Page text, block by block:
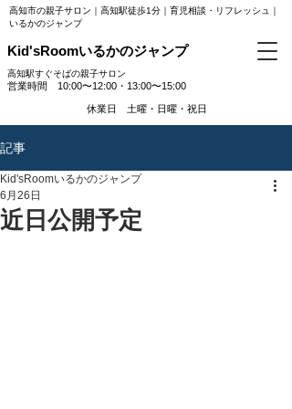
​営業時間 10:00〜12:00・13:00〜15:00
Kid'sRoomいるかのジャンプ
高知駅すぐそばの親子サロン
高知市の親子サロン｜高知駅徒歩1分｜育児相談・リフレッシュ｜
いるかのジャンプ
休業日 土曜・日曜・祝日
記事
近日公開予定
Kid'sRoomいるかのジャンプ
6月26日